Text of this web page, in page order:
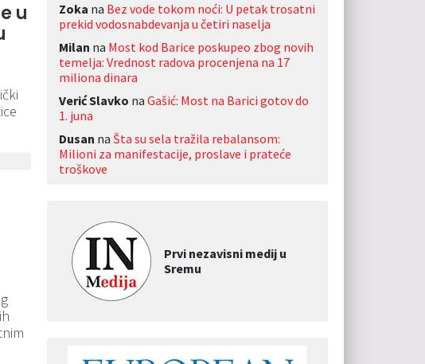
u
Zoka na Bez vode tokom noći: U petak trosatni
prekid vodosnabdevanja u četiri naselja
Milan na Most kod Barice poskupeo zbog novih
temelja: Vrednost radova procenjena na 17
miliona dinara
Verić Slavko na Gašić: Most na Barici gotov do
1. juna
Dusan na Šta su sela tražila rebalansom:
Milioni za manifestacije, proslave i prateće
troškove
Prvi nezavisni medij u
Sremu